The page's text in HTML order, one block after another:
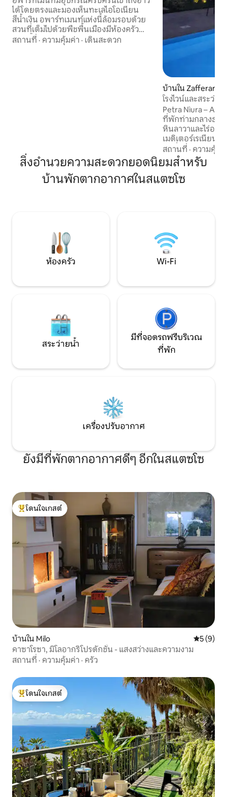
ได้โดยตรงและมองเห็นทะเลไอโอเนียน
สีน้ำเงิน อพาร์ทเมนท์แห่งนี้ล้อมรอบด้วย
สวนที่เต็มไปด้วยพืชพื้นเมืองมีห้องครัว
ห้องน้ำและห้องนอนคู่ ตกแต่งด้วย
เฟอร์นิเจอร์สำหรับครอบครัวยุค 60 และ 70
นักบุญอุปถัมภ์ชื่อ St. John of Nepomuk
ซึ่งมีโบสถ์ในเซ็นทรัลสแควร์โดยเฉพาะ
ตลอดทั้งปีสถานที่แห่งนี้มีภูมิทัศน์ที่งดงาม
ของทะเลและในฤดูร้อนให้ผ่อนคลายในวันที่
สถานที่ · ความคุ้มค่า · เดินสะดวก
บ้านใน Zafferana
โรงไวน์และสระว่า
Petra Nìura – Ad
ที่พักท่ามกลางธรร
หินลาวาและไร่องุ่น
เมดิเตอร์เรเนียน
ตาตื่นใจ จากซากปรักหักพังของ Palmento
ในซิซิลีโบราณยุค
สำหรับ 4 +2 เตียง
รู้สึกดี สระว่ายน้ำส
สถานที่ · ความคุ้ม
สิ่งอำนวยความสะดวกยอดนิยมสำหรับ
บ้านพักตากอากาศในสแตซโซ
ห้องครัว Wi-Fi
สระว่ายน้ำ
มีที่จอดรถฟรีบริเวณ
ที่พัก
เครื่องปรับอากาศ
ยังมีที่พักตากอากาศดีๆ อีกในสแตซโซ
โดนใจเกสต์ที่สุด
โดนใจเกสต์
บ้านใน Milo คะแนนเฉ
5 (9)
คาซาโรซา, มิโลอากริโปรดักชั่น - แสงสว่างและความงาม
สถานที่ · ความคุ้มค่า · ครัว
โดนใจเกสต์ที่สุด
โดนใจเกสต์